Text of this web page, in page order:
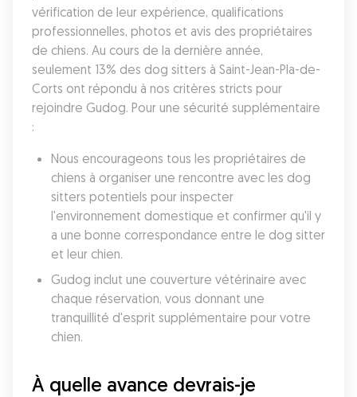
vérification de leur expérience, qualifications
professionnelles, photos et avis des propriétaires
de chiens. Au cours de la dernière année,
seulement 13% des dog sitters à Saint-Jean-Pla-de-
Corts ont répondu à nos critères stricts pour
rejoindre Gudog. Pour une sécurité supplémentaire
:
Nous encourageons tous les propriétaires de
chiens à organiser une rencontre avec les dog
sitters potentiels pour inspecter
l'environnement domestique et confirmer qu'il y
a une bonne correspondance entre le dog sitter
et leur chien.
Gudog inclut une couverture vétérinaire avec
chaque réservation, vous donnant une
tranquillité d'esprit supplémentaire pour votre
chien.
À quelle avance devrais-je